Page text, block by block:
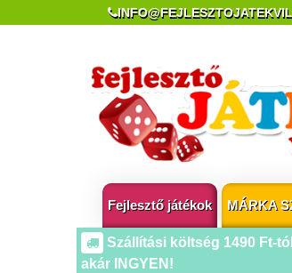
Fejlesztő játékok MÁRKA
Szállítási költség 1490 Ft-
akár INGYEN!